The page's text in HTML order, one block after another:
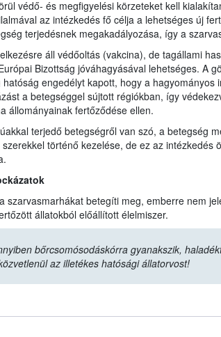
védő- és megfigyelési körzeteket kell
az intézkedés fő célja a lehetséges új
terjedésnek megakadályozása, így a
áll védőoltás (vakcina), de tagállami
Bizottság jóváhagyásával lehetséges. A
engedélyt kapott, hogy a hagyományos
a betegséggel sújtott régiókban, így
állományainak fertőződése ellen.
terjedő betegségről van szó, a betegség
történő kezelése, de ez az intézkedés
szarvasmarhákat betegíti meg, emberre nem
állatokból előállított élelmiszer.
bőrcsomósodáskórra gyanakszik,
az illetékes hatósági állatorvost!